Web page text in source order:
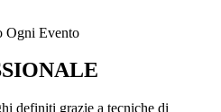
Ogni Evento
definiti grazie a tecniche di